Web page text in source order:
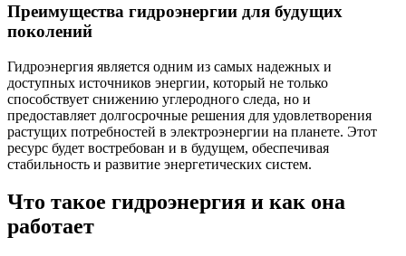
Преимущества гидроэнергии для будущих
поколений
Гидроэнергия является одним из самых надежных и
доступных источников энергии, который не только
способствует снижению углеродного следа, но и
предоставляет долгосрочные решения для удовлетворения
растущих потребностей в электроэнергии на планете. Этот
ресурс будет востребован и в будущем, обеспечивая
стабильность и развитие энергетических систем.
Что такое гидроэнергия и как она
работает